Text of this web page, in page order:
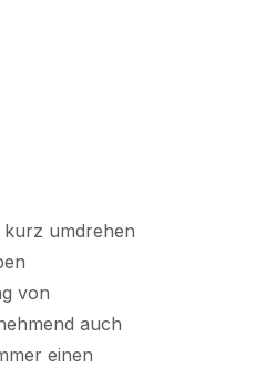
kurz umdrehen
von
auch
einen